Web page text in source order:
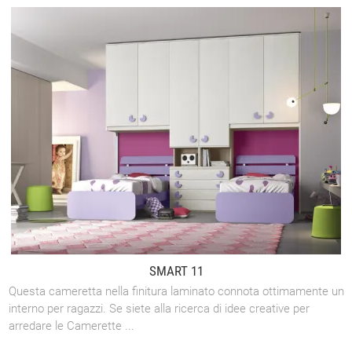
SMART 11
Questa cameretta nella finitura laminato connota ottimamente un
interno per ragazzi. Se siete alla ricerca di idee creative per
arredare le Camerette ...